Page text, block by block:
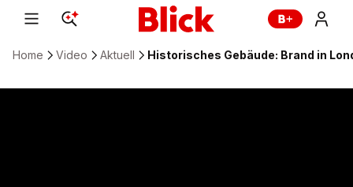
Home Video Aktuell Historisches Gebäude: Brand in